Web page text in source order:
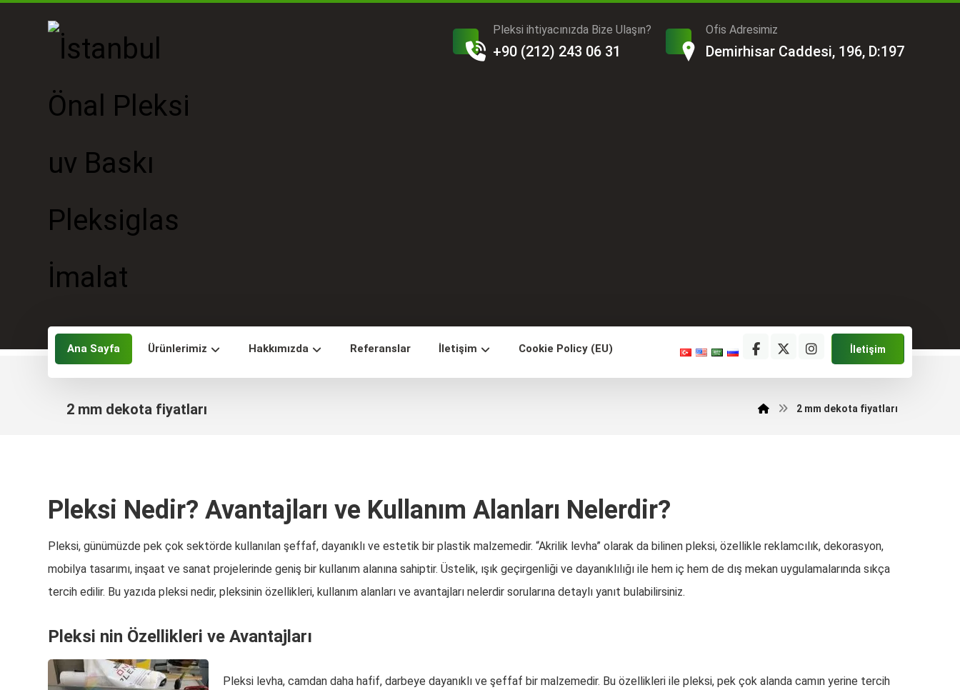
Ofis Adresimiz
Demirhisar Caddesi, 196, D:197
Pleksi ihtiyacınızda Bize Ulaşın?
+90 (212) 243 06 31
Ana Sayfa Ürünlerimiz Hakkımızda Referanslar İletişim Cookie Policy (EU) İletişim
2 mm dekota fiyatları 2 mm dekota fiyatları
Pleksi Nedir? Avantajları ve Kullanım Alanları Nelerdir?
Pleksi, günümüzde pek çok sektörde kullanılan şeffaf, dayanıklı ve estetik bir plastik malzemedir. “Akrilik levha” olarak da bilinen pleksi, özellikle reklamcılık, dekorasyon,
mobilya tasarımı, inşaat ve sanat projelerinde geniş bir kullanım alanına sahiptir. Üstelik, ışık geçirgenliği ve dayanıklılığı ile hem iç hem de dış mekan uygulamalarında sıkça
tercih edilir. Bu yazıda pleksi nedir, pleksinin özellikleri, kullanım alanları ve avantajları nelerdir sorularına detaylı yanıt bulabilirsiniz.
Pleksi nin Özellikleri ve Avantajları
Pleksi levha, camdan daha hafif, darbeye dayanıklı ve şeffaf bir malzemedir. Bu özellikleri ile pleksi, pek çok alanda camın yerine tercih